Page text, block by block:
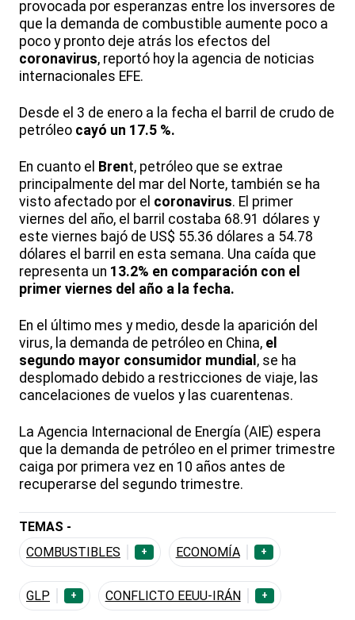
provocada por esperanzas entre los inversores de
que la demanda de combustible aumente poco a
poco y pronto deje atrás los efectos del
coronavirus, reportó hoy la agencia de noticias
internacionales EFE.
Desde el 3 de enero a la fecha el barril de crudo de
petróleo cayó un 17.5 %.
En cuanto el Brent, petróleo que se extrae
principalmente del mar del Norte, también se ha
visto afectado por el coronavirus. El primer
viernes del año, el barril costaba 68.91 dólares y
este viernes bajó de US$ 55.36 dólares a 54.78
dólares el barril en esta semana. Una caída que
representa un 13.2% en comparación con el
primer viernes del año a la fecha.
En el último mes y medio, desde la aparición del
virus, la demanda de petróleo en China, el
segundo mayor consumidor mundial , se ha
desplomado debido a restricciones de viaje, las
cancelaciones de vuelos y las cuarentenas.
La Agencia Internacional de Energía (AIE) espera
que la demanda de petróleo en el primer trimestre
caiga por primera vez en 10 años antes de
recuperarse del segundo trimestre.
TEMAS -
COMBUSTIBLES
+ ECONOMÍA +
GLP + CONFLICTO EEUU-IRÁN +